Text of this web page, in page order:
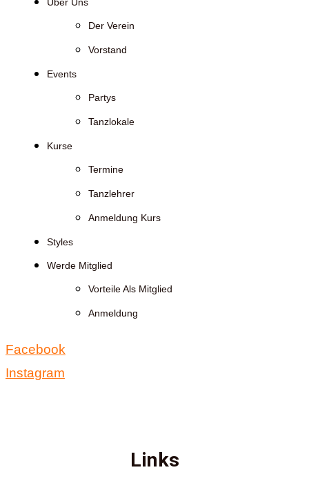
Der Verein
Vorstand
Events
Partys
Tanzlokale
Kurse
Termine
Tanzlehrer
Anmeldung Kurs
Styles
Werde Mitglied
Vorteile Als Mitglied
Anmeldung
Facebook
Instagram
Links